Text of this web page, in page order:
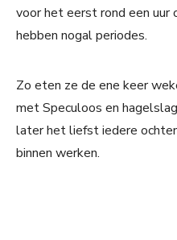
voor het eerst rond een uur
hebben nogal periodes.
Zo eten ze de ene keer
met Speculoos en
later het liefst iedere
binnen werken.